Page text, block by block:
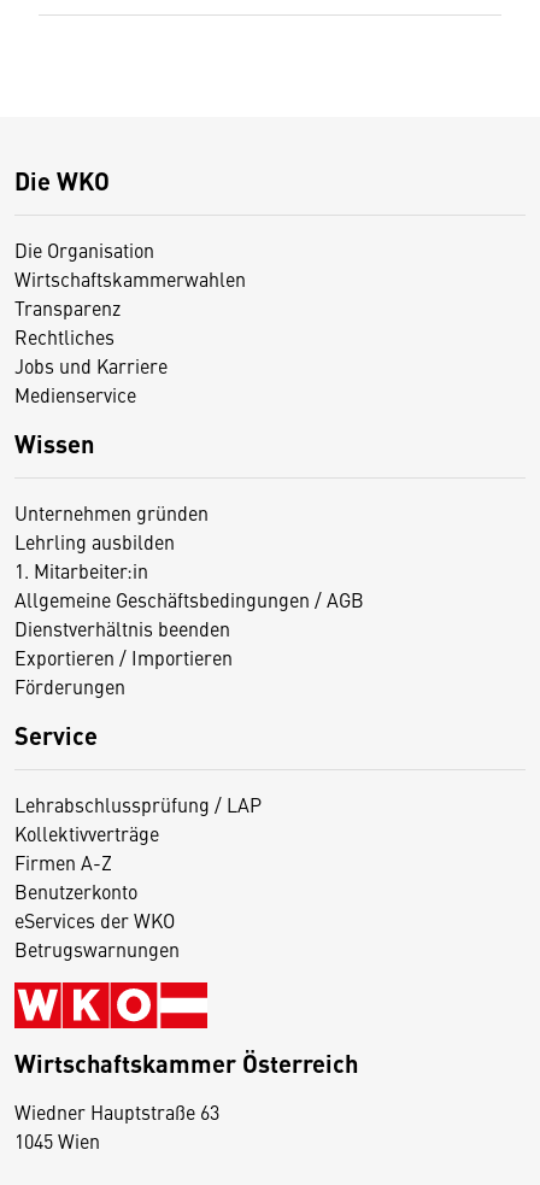
Die WKO
Die Organisation
Wirtschaftskammerwahlen
Transparenz
Rechtliches
Jobs und Karriere
Medienservice
Wissen
Unternehmen gründen
Lehrling ausbilden
1. Mitarbeiter:in
Allgemeine Geschäftsbedingungen / AGB
Dienstverhältnis beenden
Exportieren / Importieren
Förderungen
Service
Lehrabschlussprüfung / LAP
Kollektivverträge
Firmen A-Z
Benutzerkonto
eServices der WKO
Betrugswarnungen
Wirtschaftskammer Österreich
Wiedner Hauptstraße 63
1045 Wien
D